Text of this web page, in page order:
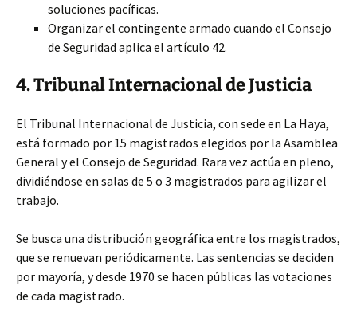
soluciones pacíficas.
Organizar el contingente armado cuando el Consejo
de Seguridad aplica el artículo 42.
4. Tribunal Internacional de Justicia
El Tribunal Internacional de Justicia, con sede en La Haya,
está formado por 15 magistrados elegidos por la Asamblea
General y el Consejo de Seguridad. Rara vez actúa en pleno,
dividiéndose en salas de 5 o 3 magistrados para agilizar el
trabajo.
Se busca una distribución geográfica entre los magistrados,
que se renuevan periódicamente. Las sentencias se deciden
por mayoría, y desde 1970 se hacen públicas las votaciones
de cada magistrado.